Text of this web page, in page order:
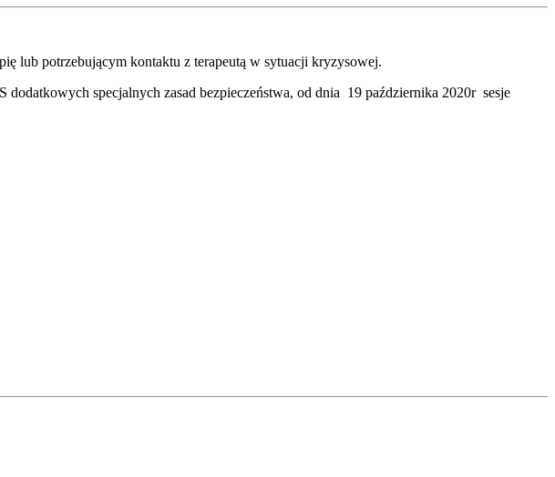
lub potrzebującym kontaktu z terapeutą w sytuacji kryzysowej.
specjalnych zasad bezpieczeństwa, od dnia 19 października 2020r sesje